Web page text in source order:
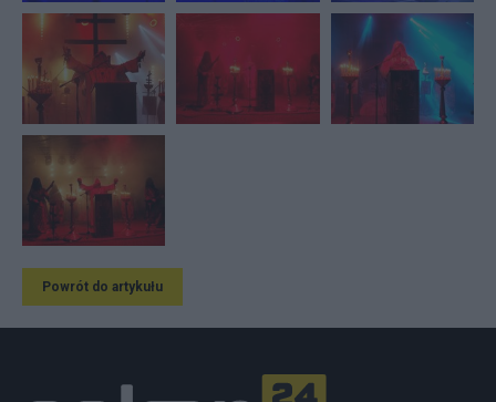
Powrót do artykułu